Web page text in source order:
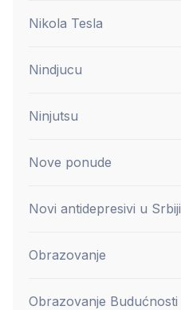
Nikola Tesla
Nindjucu
Ninjutsu
Nove ponude
Novi antidepresivi u Srbiji
Obrazovanje
Obrazovanje Budućnosti